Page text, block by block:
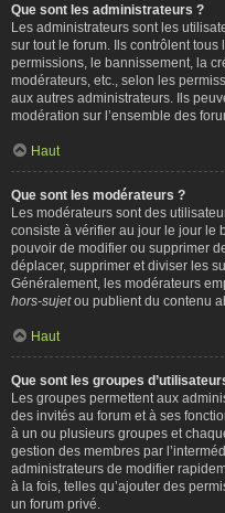
Que sont les administrateurs ?
Les administrateurs sont les
sur tout le forum. Ils contrôlent
permissions, le bannissement, la
modérateurs, etc., selon les
aux autres administrateurs. Ils
modération sur l’ensemble des
Haut
Que sont les modérateurs ?
Les modérateurs sont des
consiste à vérifier au jour le jour le
pouvoir de modifier ou supprimer
déplacer, supprimer et diviser les
Généralement, les modérateurs
hors-sujetou publient du contenu
Haut
Que sont les groupes
Les groupes permettent aux
des invités au forum et à ses
à un ou plusieurs groupes et
gestion des membres par
administrateurs de modifier
à la fois, telles qu’ajouter des
un forum privé.